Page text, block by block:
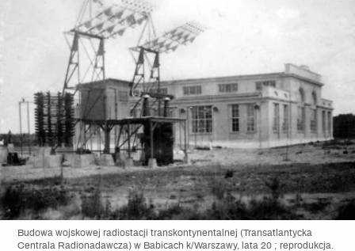
Archeologia
Szyb pierwszej windy w Warszawie
Świat
Popularne
Zabierz mapę na wakacje!
Budowa wojskowej radiostacji transkontynentalnej (Transatlantycka
Centrala Radionadawcza) w Babicach k/Warszawy, lata 20 ; reprodukcja.